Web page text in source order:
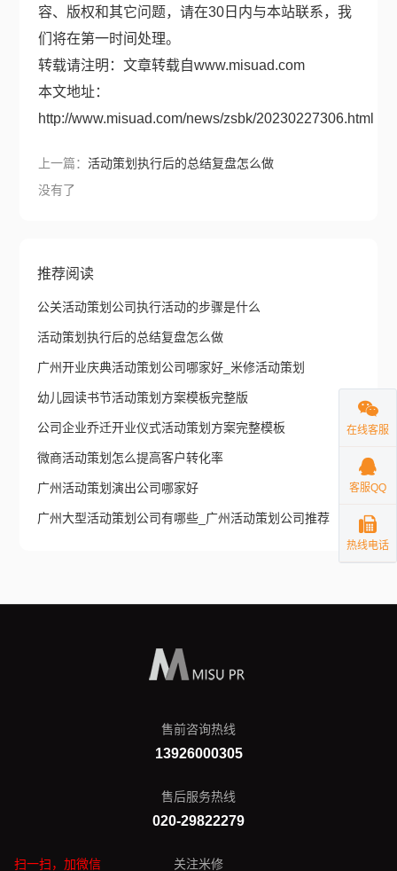
容、版权和其它问题，请在30日内与本站联系，我
们将在第一时间处理。
转载请注明：文章转载自www.misuad.com
本文地址：
http://www.misuad.com/news/zsbk/20230227306.html
上一篇： 活动策划执行后的总结复盘怎么做
没有了
推荐阅读
公关活动策划公司执行活动的步骤是什么
活动策划执行后的总结复盘怎么做
广州开业庆典活动策划公司哪家好_米修活动策划
幼儿园读书节活动策划方案模板完整版
公司企业乔迁开业仪式活动策划方案完整模板
微商活动策划怎么提高客户转化率
广州活动策划演出公司哪家好
广州大型活动策划公司有哪些_广州活动策划公司推荐
售前咨询热线
13926000305
售后服务热线
020-29822279
关注米修
扫一扫，加微信
在线客服
客服QQ
热线电话